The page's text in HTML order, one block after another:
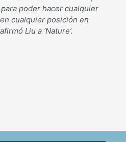
poder hacer cualquier
cualquier posición en
Liu a ‘Nature’.